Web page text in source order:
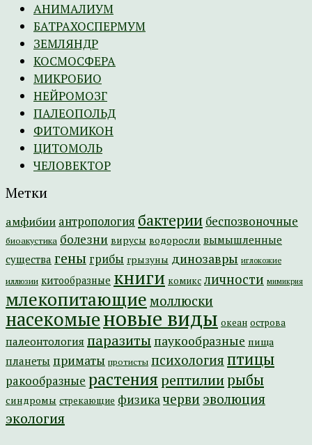
АНИМАЛИУМ
БАТРАХОСПЕРМУМ
ЗЕМЛЯНДР
КОСМОСФЕРА
МИКРОБИО
НЕЙРОМОЗГ
ПАЛЕОПОЛЬД
ФИТОМИКОН
ЦИТОМОЛЬ
ЧЕЛОВЕКТОР
Метки
амфибии антропология бактерии беспозвоночные
биоакустика болезни вирусы водоросли вымышленные
существа гены грибы грызуны динозавры иглокожие
иллюзии китообразные книги комикс личности мимикрия
млекопитающие моллюски
насекомыеновые виды океан острова
палеонтология паразиты паукообразные пища
планеты приматы протисты психология птицы
ракообразные растениярептилиирыбы
синдромы стрекающие физикачерви эволюция
экология